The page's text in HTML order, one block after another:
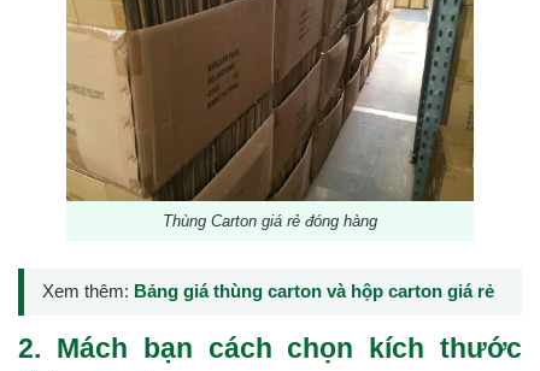
Thùng Carton giá rẻ đóng hàng
Xem thêm: Bảng giá thùng carton và hộp carton giá rẻ
2. Mách bạn cách chọn kích thước